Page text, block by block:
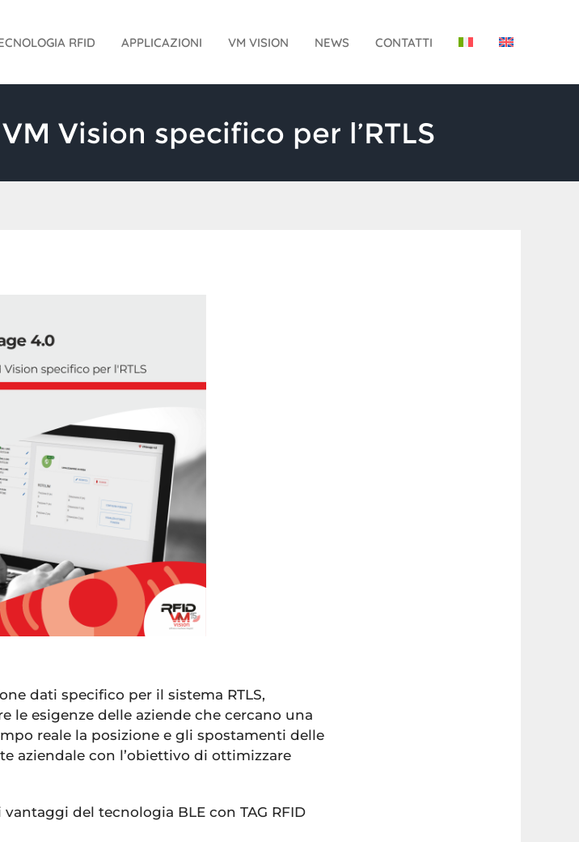
RFID APPLICAZIONI VM VISION NEWS CONTATTI
Vision specifico per l’RTLS
dati specifico per il sistema RTLS,
le esigenze delle aziende che cercano una
reale la posizione e gli spostamenti delle
aziendale con l’obiettivo di ottimizzare
del tecnologia BLE con TAG RFID